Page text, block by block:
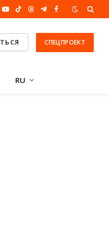
YouTube
TikTokThreadsTelegram
Facebook
СПЕЦПРОЕКТ
RU